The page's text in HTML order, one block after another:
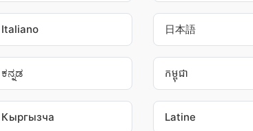
Italiano 日本語
ಕನ್ನಡ កម្ពុជា
Кыргызча Latine